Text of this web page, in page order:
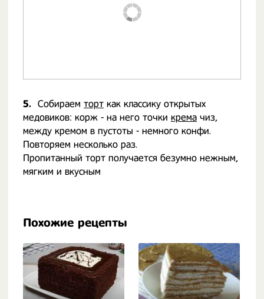
5. Собираем торт как классику открытых
медовиков: корж - на него точки крема чиз,
между кремом в пустоты - немного конфи.
Повторяем несколько раз.
Пропитанный торт получается безумно нежным,
мягким и вкусным
Похожие рецепты